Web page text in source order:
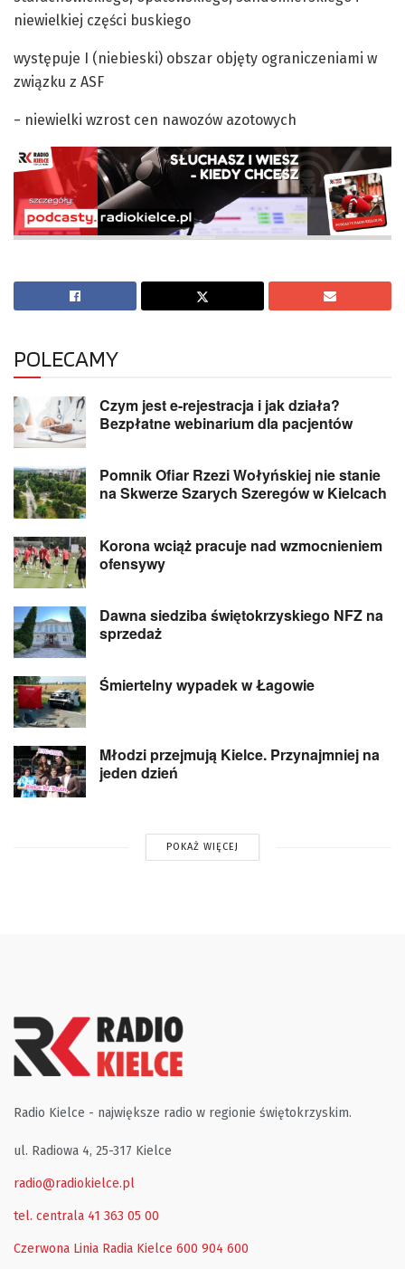
niewielkiej części buskiego
występuje I (niebieski) obszar objęty ograniczeniami w
związku z ASF
− niewielki wzrost cen nawozów azotowych
POLECAMY
Czym jest e-rejestracja i jak działa?
Bezpłatne webinarium dla pacjentów
Pomnik Ofiar Rzezi Wołyńskiej nie stanie
na Skwerze Szarych Szeregów w Kielcach
Korona wciąż pracuje nad wzmocnieniem
ofensywy
Dawna siedziba świętokrzyskiego NFZ na
sprzedaż
Śmiertelny wypadek w Łagowie
Młodzi przejmują Kielce. Przynajmniej na
jeden dzień
POKAŻ WIĘCEJ
Radio Kielce - największe radio w regionie świętokrzyskim.
ul. Radiowa 4, 25-317 Kielce
radio@radiokielce.pl
tel. centrala 41 363 05 00
Czerwona Linia Radia Kielce 600 904 600